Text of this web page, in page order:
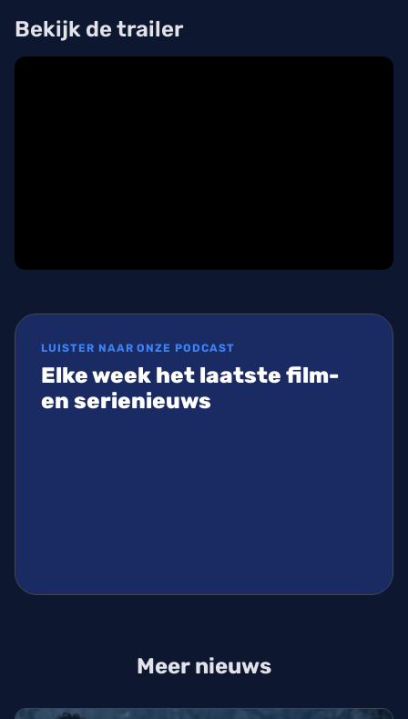
Bekijk de trailer
LUISTER NAAR ONZE PODCAST
Elke week het laatste film-
en serienieuws
Meer nieuws